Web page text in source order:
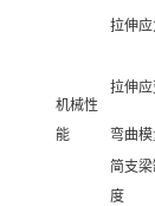
机械性
能
拉伸应
拉伸应
弯曲
简支
度